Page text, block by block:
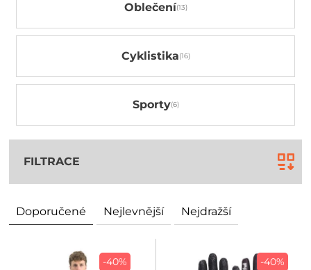
Oblečení
Cyklistika
Sporty
FILTRACE
Doporučené Nejlevnější Nejdražší
-40%
-40%